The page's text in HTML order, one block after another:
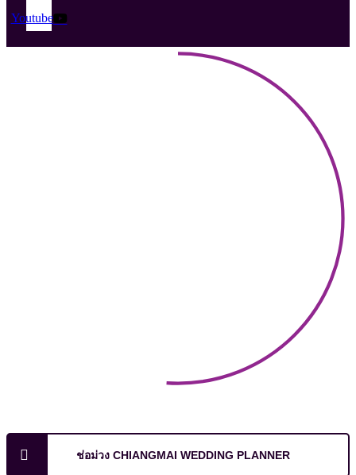
Youtube
ช่อม่วง CHIANGMAI WEDDING PLANNER